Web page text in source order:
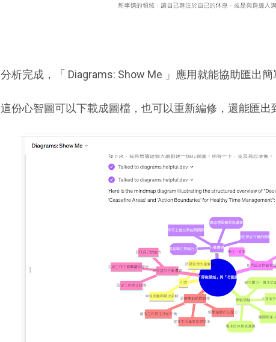
分析完成，「 Diagrams: Show Me 」應用就能協助匯出簡
這份心智圖可以下載成圖檔，也可以重新編修，還能匯出